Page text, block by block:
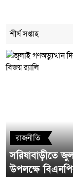
শীর্ষ সপ্তাহ
রাজনীতি
সরিষাবাড়ীতে
উপলক্ষে